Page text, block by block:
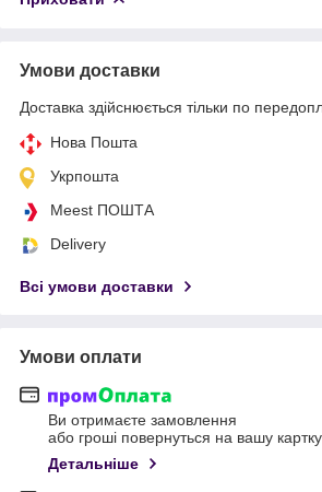
Умови доставки
Доставка здійснюється тільки по
Нова Пошта
Укрпошта
Meest ПОШТА
Delivery
Всі умови доставки
Умови оплати
Ви отримаєте замовлення
або гроші повернуться на вашу картку
Детальніше